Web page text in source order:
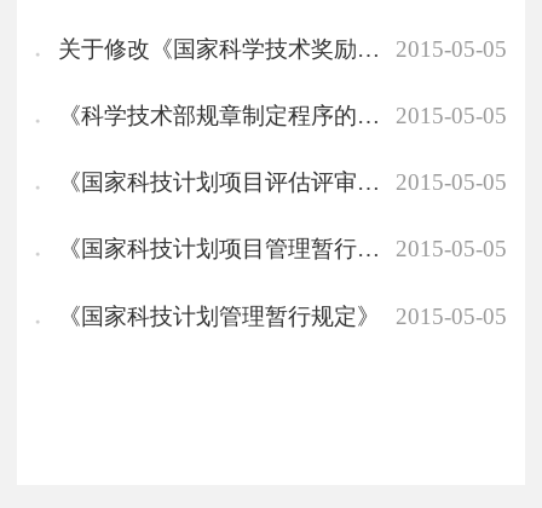
关于修改《国家科学技术奖励条例实施细则》的决定 2015-05-05
《科学技术部规章制定程序的规定》 2015-05-05
《国家科技计划项目评估评审行为准则与督查办法》 2015-05-05
《国家科技计划项目管理暂行办法》 2015-05-05
《国家科技计划管理暂行规定》 2015-05-05